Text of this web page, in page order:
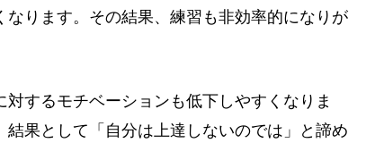
ります。その結果、練習も非効率的になりが
するモチベーションも低下しやすくなりま
果として「自分は上達しないのでは」と諦め